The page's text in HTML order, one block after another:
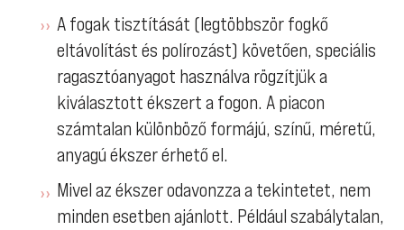
A fogak tisztítását (legtöbbször fogkő
eltávolítást és polírozást) követően, speciális
ragasztóanyagot használva rögzítjük a
kiválasztott ékszert a fogon. A piacon
számtalan különböző formájú, színű, méretű,
anyagú ékszer érhető el.
Mivel az ékszer odavonzza a tekintetet, nem
minden esetben ajánlott. Például szabálytalan,